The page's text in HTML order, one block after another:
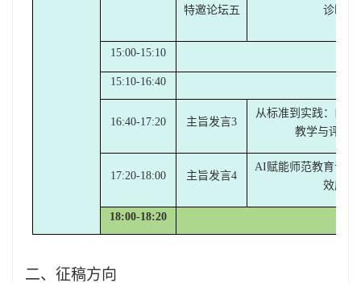
特邀论坛五 诊断测
15:00-15:10
15:10-16:40
16:40-17:20 主旨发言3
从标准到实践：口
教学与评估
17:20-18:00 主旨发言4
AI赋能师范教育课程
效应研
18:00-18:20
二、征稿方向